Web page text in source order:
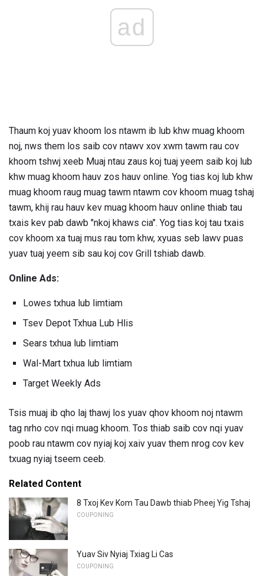
ad
Thaum koj yuav khoom los ntawm ib lub khw muag khoom
noj, nws them los saib cov ntawv xov xwm tawm rau cov
khoom tshwj xeeb Muaj ntau zaus koj tuaj yeem saib koj lub
khw muag khoom hauv zos hauv online. Yog tias koj lub khw
muag khoom raug muag tawm ntawm cov khoom muag tshaj
tawm, khij rau hauv kev muag khoom hauv online thiab tau
txais kev pab dawb "nkoj khaws cia". Yog tias koj tau txais
cov khoom xa tuaj mus rau tom khw, xyuas seb lawv puas
yuav tuaj yeem sib sau koj cov Grill tshiab dawb.
Online Ads:
Lowes txhua lub limtiam
Tsev Depot Txhua Lub Hlis
Sears txhua lub limtiam
Wal-Mart txhua lub limtiam
Target Weekly Ads
Tsis muaj ib qho laj thawj los yuav qhov khoom noj ntawm
tag nrho cov nqi muag khoom. Tos thiab saib cov nqi yuav
poob rau ntawm cov nyiaj koj xaiv yuav them nrog cov kev
txuag nyiaj tseem ceeb.
Related Content
8 Txoj Kev Kom Tau Dawb thiab Pheej Yig Tshaj
COUPONING
Yuav Siv Nyiaj Txiag Li Cas
COUPONING